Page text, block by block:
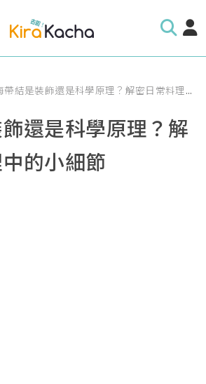
帶結是裝飾還是科學原理？解密日常料理中的小細節
還是科學原理？解
的小細節